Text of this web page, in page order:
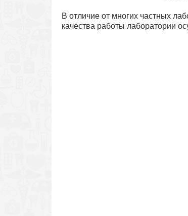
В отличие от многих частных
качества работы лаборатории